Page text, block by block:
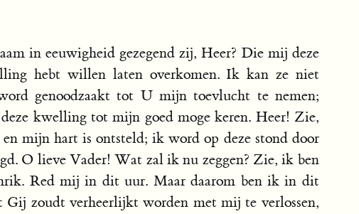
in eeuwigheid gezegend zij, Heer? Die mij deze
hebt willen laten overkomen. Ik kan ze niet
genoodzaakt tot U mijn toevlucht te nemen;
kwelling tot mijn goed moge keren. Heer! Zie,
mijn hart is ontsteld; ik word op deze stond door
O lieve Vader! Wat zal ik nu zeggen? Zie, ik ben
Red mij in dit uur. Maar daarom ben ik in dit
Gij zoudt verheerlijkt worden met mij te verlossen,